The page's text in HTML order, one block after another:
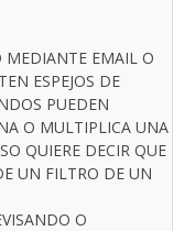
MEDIANTE EMAIL O
ESPEJOS DE
PUEDEN
O MULTIPLICA UNA
QUIERE DECIR QUE
UN FILTRO DE UN
O